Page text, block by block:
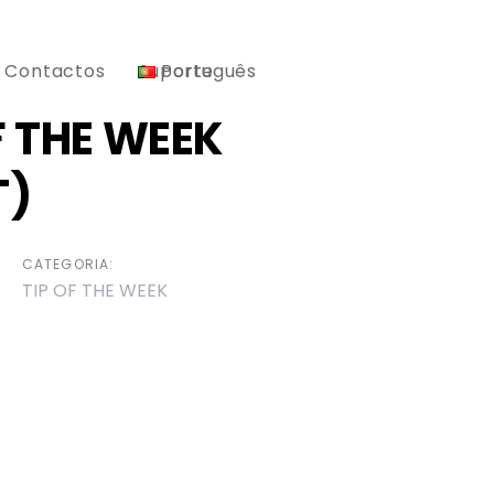
Contactos Suporte
Português
WEEK
CATEGORIA:
TIP OF THE WEEK